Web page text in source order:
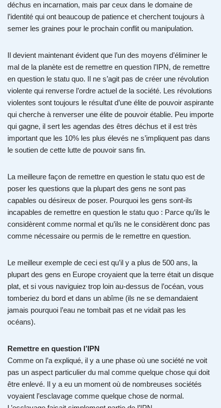
déchus en incarnation, mais par ceux dans le domaine de
l’identité qui ont beaucoup de patience et cherchent toujours à
semer les graines pour le prochain conflit ou manipulation.
Il devient maintenant évident que l’un des moyens d’éliminer le
mal de la planète est de remettre en question l’IPN, de remettre
en question le statu quo. Il ne s’agit pas de créer une révolution
violente qui renverse l’ordre actuel de la société. Les révolutions
violentes sont toujours le résultat d’une élite de pouvoir aspirante
qui cherche à renverser une élite de pouvoir établie. Peu importe
qui gagne, il sert les agendas des êtres déchus et il est très
important que les 10% les plus élevés ne s’impliquent pas dans
le soutien de cette lutte de pouvoir sans fin.
La meilleure façon de remettre en question le statu quo est de
poser les questions que la plupart des gens ne sont pas
capables ou désireux de poser. Pourquoi les gens sont-ils
incapables de remettre en question le statu quo : Parce qu’ils le
considèrent comme normal et qu’ils ne le considèrent donc pas
comme nécessaire ou permis de le remettre en question.
Le meilleur exemple de ceci est qu’il y a plus de 500 ans, la
plupart des gens en Europe croyaient que la terre était un disque
plat, et si vous naviguiez trop loin au-dessus de l’océan, vous
tomberiez du bord et dans un abîme (ils ne se demandaient
jamais pourquoi l’eau ne tombait pas et ne vidait pas les
océans).
Remettre en question l’IPN
Comme on l’a expliqué, il y a une phase où une société ne voit
pas un aspect particulier du mal comme quelque chose qui doit
être enlevé. Il y a eu un moment où de nombreuses sociétés
voyaient l’esclavage comme quelque chose de normal.